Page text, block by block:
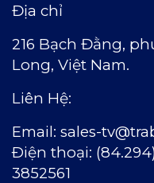
Địa chỉ
216 Bạch Đằng,
Long, Việt Nam.
Liên Hệ:
Email: sales-
Ðiện thoại:
3852561